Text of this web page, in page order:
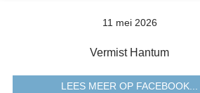
11 mei 2026
Vermist Hantum
LEES MEER OP FACEBOOK...